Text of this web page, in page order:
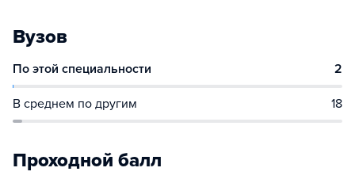
Вузов
По этой специальности 2
В среднем по другим 18
Проходной балл